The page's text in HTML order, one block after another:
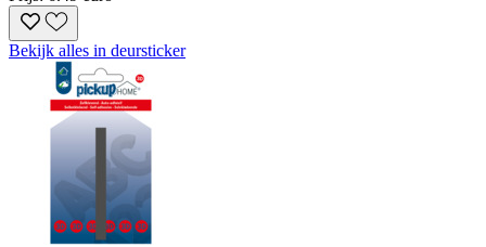
Bekijk alles in deursticker